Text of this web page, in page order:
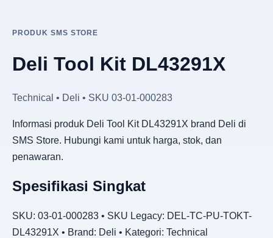
PRODUK SMS STORE
Deli Tool Kit DL43291X
Technical • Deli • SKU 03-01-000283
Informasi produk Deli Tool Kit DL43291X brand Deli di
SMS Store. Hubungi kami untuk harga, stok, dan
penawaran.
Spesifikasi Singkat
SKU: 03-01-000283 • SKU Legacy: DEL-TC-PU-TOKT-
DL43291X • Brand: Deli • Kategori: Technical